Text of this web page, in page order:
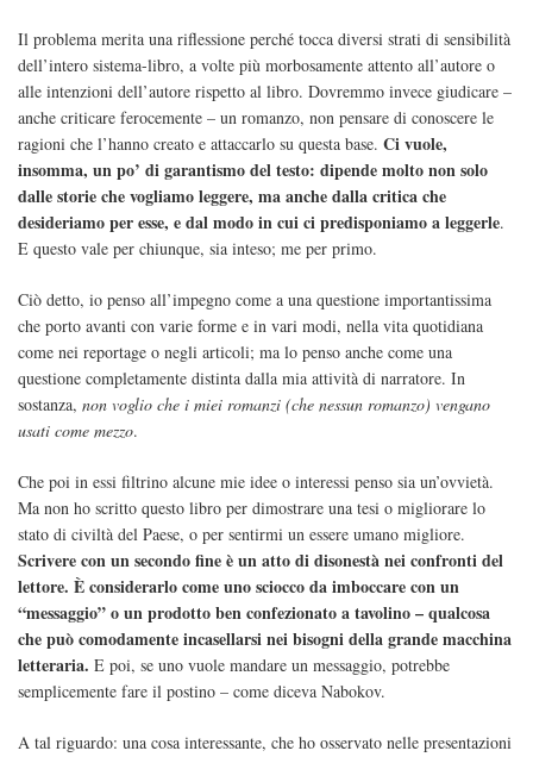
Il problema merita una riflessione perché tocca diversi strati di sensibilità
dell’intero sistema-libro, a volte più morbosamente attento all’autore o
alle intenzioni dell’autore rispetto al libro. Dovremmo invece giudicare –
anche criticare ferocemente – un romanzo, non pensare di conoscere le
ragioni che l’hanno creato e attaccarlo su questa base. Ci vuole,
insomma, un po’ di garantismo del testo: dipende molto non solo
dalle storie che vogliamo leggere, ma anche dalla critica che
desideriamo per esse, e dal modo in cui ci predisponiamo a leggerle.
E questo vale per chiunque, sia inteso; me per primo.
Ciò detto, io penso all’impegno come a una questione importantissima
che porto avanti con varie forme e in vari modi, nella vita quotidiana
come nei reportage o negli articoli; ma lo penso anche come una
questione completamente distinta dalla mia attività di narratore. In
sostanza, non voglio che i miei romanzi (che nessun romanzo) vengano
usati come mezzo.
Che poi in essi filtrino alcune mie idee o interessi penso sia un’ovvietà.
Ma non ho scritto questo libro per dimostrare una tesi o migliorare lo
stato di civiltà del Paese, o per sentirmi un essere umano migliore.
Scrivere con un secondo fine è un atto di disonestà nei confronti del
lettore. È considerarlo come uno sciocco da imboccare con un
“messaggio” o un prodotto ben confezionato a tavolino – qualcosa
che può comodamente incasellarsi nei bisogni della grande macchina
letteraria. E poi, se uno vuole mandare un messaggio, potrebbe
semplicemente fare il postino – come diceva Nabokov.
A tal riguardo: una cosa interessante, che ho osservato nelle presentazioni